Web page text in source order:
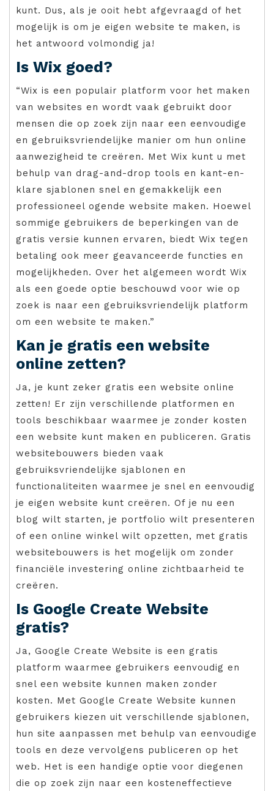
kunt. Dus, als je ooit hebt afgevraagd of het
mogelijk is om je eigen website te maken, is
het antwoord volmondig ja!
Is Wix goed?
“Wix is een populair platform voor het maken
van websites en wordt vaak gebruikt door
mensen die op zoek zijn naar een eenvoudige
en gebruiksvriendelijke manier om hun online
aanwezigheid te creëren. Met Wix kunt u met
behulp van drag-and-drop tools en kant-en-
klare sjablonen snel en gemakkelijk een
professioneel ogende website maken. Hoewel
sommige gebruikers de beperkingen van de
gratis versie kunnen ervaren, biedt Wix tegen
betaling ook meer geavanceerde functies en
mogelijkheden. Over het algemeen wordt Wix
als een goede optie beschouwd voor wie op
zoek is naar een gebruiksvriendelijk platform
om een website te maken.”
Kan je gratis een website
online zetten?
Ja, je kunt zeker gratis een website online
zetten! Er zijn verschillende platformen en
tools beschikbaar waarmee je zonder kosten
een website kunt maken en publiceren. Gratis
websitebouwers bieden vaak
gebruiksvriendelijke sjablonen en
functionaliteiten waarmee je snel en eenvoudig
je eigen website kunt creëren. Of je nu een
blog wilt starten, je portfolio wilt presenteren
of een online winkel wilt opzetten, met gratis
websitebouwers is het mogelijk om zonder
financiële investering online zichtbaarheid te
creëren.
Is Google Create Website
gratis?
Ja, Google Create Website is een gratis
platform waarmee gebruikers eenvoudig en
snel een website kunnen maken zonder
kosten. Met Google Create Website kunnen
gebruikers kiezen uit verschillende sjablonen,
hun site aanpassen met behulp van eenvoudige
tools en deze vervolgens publiceren op het
web. Het is een handige optie voor diegenen
die op zoek zijn naar een kosteneffectieve